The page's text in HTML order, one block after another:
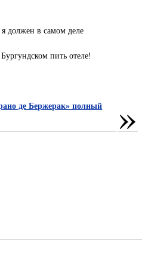
должен в самом деле
пить отеле!
де Бержерак» полный
»